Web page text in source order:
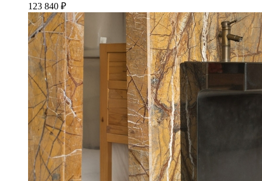
123 840 ₽